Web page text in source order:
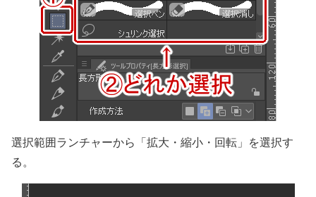
選択範囲ランチャーから「拡大・縮小・回転」を選択す
る。